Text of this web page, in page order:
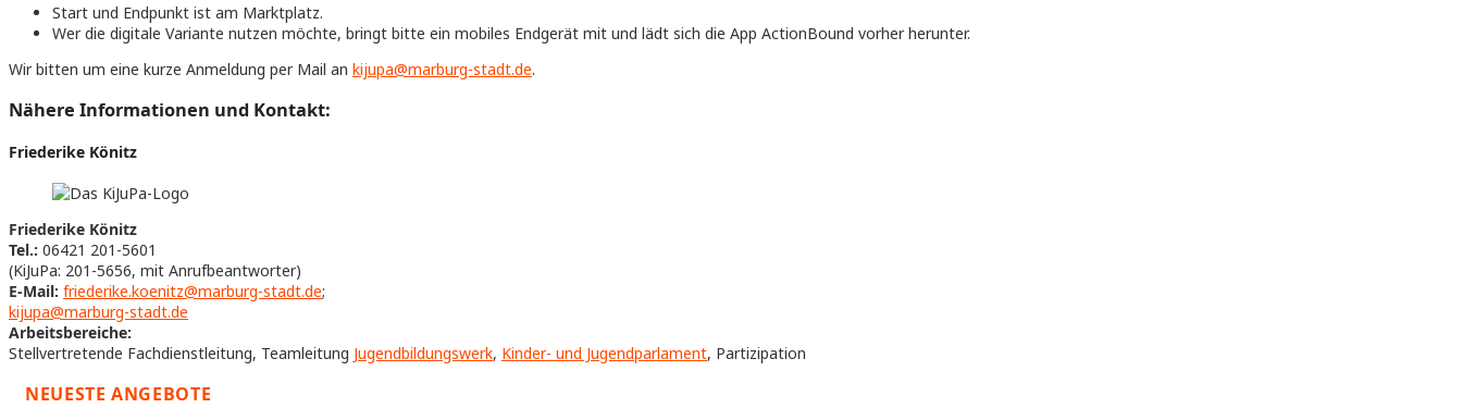
Start und Endpunkt ist am Marktplatz.
Wer die digitale Variante nutzen möchte, bringt bitte ein mobiles Endgerät mit und lädt sich die App ActionBound vorher herunter.
Wir bitten um eine kurze Anmeldung per Mail an kijupa@marburg-stadt.de.
Nähere Informationen und Kontakt:
Friederike Könitz
Friederike Könitz
Tel.: 06421 201-5601
(KiJuPa: 201-5656, mit Anrufbeantworter)
E-Mail: friederike.koenitz@marburg-stadt.de;
kijupa@marburg-stadt.de
Arbeitsbereiche:
Stellvertretende Fachdienstleitung, Teamleitung Jugendbildungswerk, Kinder- und Jugendparlament, Partizipation
NEUESTE ANGEBOTE